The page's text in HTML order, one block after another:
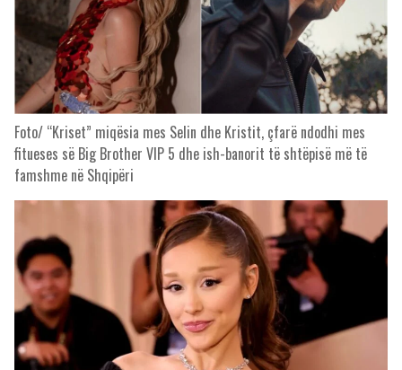
Foto/ “Kriset” miqësia mes Selin dhe Kristit, çfarë ndodhi mes
fitueses së Big Brother VIP 5 dhe ish-banorit të shtëpisë më të
famshme në Shqipëri